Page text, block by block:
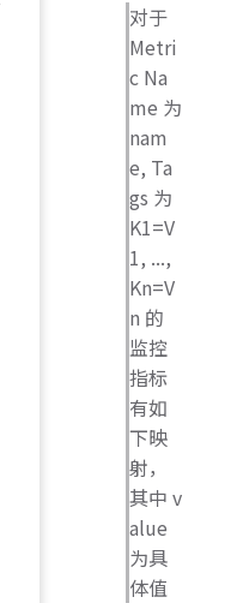
对于
Metri
c Na
me 为
nam
e, Ta
gs 为
K1=V
1, ...,
Kn=V
n 的
监控
指标
有如
下映
射，
其中 v
alue
为具
体值